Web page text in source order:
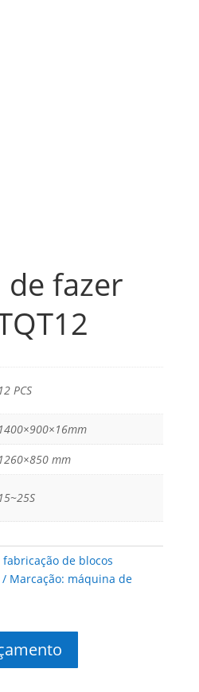
fazer
12 PCS
1400×900×16mm
1260×850 mm
15~25S
de blocos
Marcação: máquina de